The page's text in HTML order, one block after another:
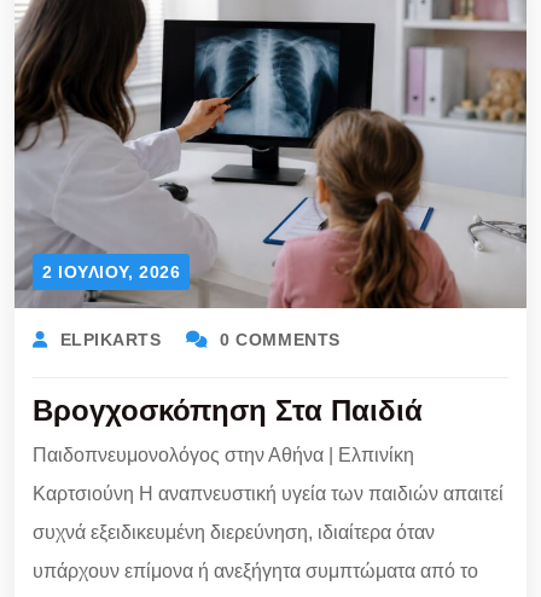
2 ΙΟΥΛΊΟΥ, 2026
ELPIKARTS 0 COMMENTS
Βρογχοσκόπηση Στα Παιδιά
Παιδοπνευμονολόγος στην Αθήνα | Ελπινίκη
Καρτσιούνη Η αναπνευστική υγεία των παιδιών απαιτεί
συχνά εξειδικευμένη διερεύνηση, ιδιαίτερα όταν
υπάρχουν επίμονα ή ανεξήγητα συμπτώματα από το